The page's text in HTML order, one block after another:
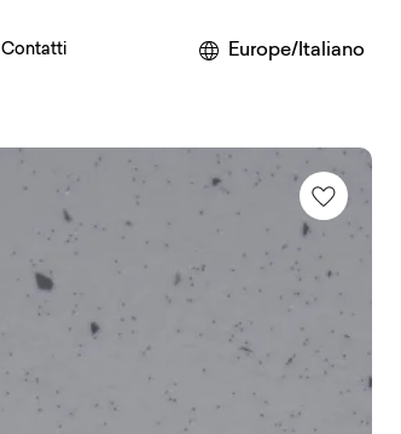
Contatti Europe/Italiano